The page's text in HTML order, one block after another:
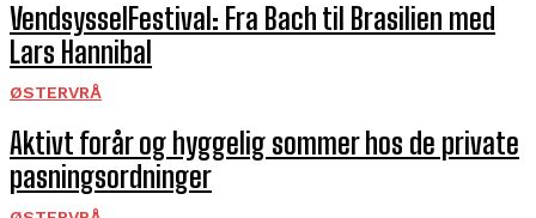
VendsysselFestival: Fra Bach til Brasilien med
Lars Hannibal
ØSTERVRÅ
Aktivt forår og hyggelig sommer hos de private
pasningsordninger